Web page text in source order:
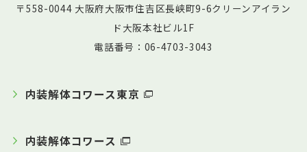
〒558-0044 大阪府大阪市住吉区長峡町9-6クリーンアイラン
ド大阪本社ビル1F
電話番号：06-4703-3043
内装解体コワース東京
内装解体コワース